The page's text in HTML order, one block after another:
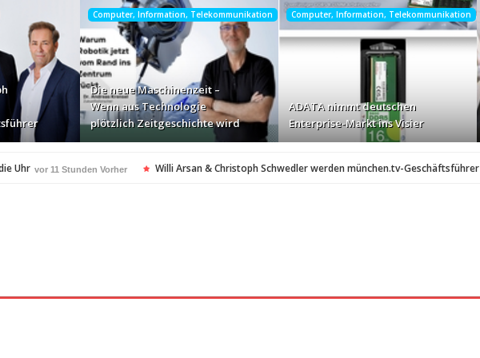
Computer, Information, Telekommunikation
Die neue Maschinenzeit –
Wenn aus Technologie
plötzlich Zeitgeschichte wird
Computer, Information, Telekommunikation
ADATA nimmt deutschen
Enterprise-Markt ins Visier
Uhr vor 11 Stunden Vorher Willi Arsan & Christoph Schwedler werden münchen.tv-Geschäftsführer
Batterie-Unabhängigkeit: Die Entstehung des Battery Valley in Québec
Virginia Beach
Angebot für Hotels